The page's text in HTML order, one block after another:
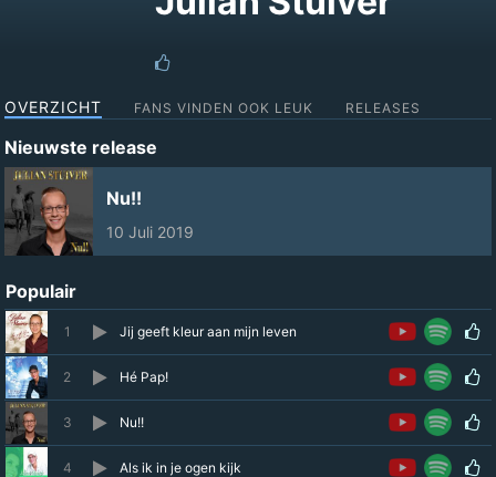
OVERZICHT FANS VINDEN OOK LEUK RELEASES
Nieuwste release
Nu!!
10 Juli 2019
Populair
1 Jij geeft kleur aan mijn leven
2 Hé Pap!
3 Nu!!
4 Als ik in je ogen kijk